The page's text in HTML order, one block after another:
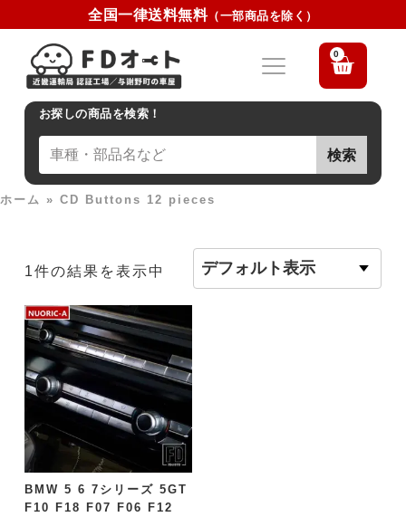
全国一律送料無料（一部商品を除く）
0
お探しの商品を検索！
検索
ホーム » CD Buttons 12 pieces
1件の結果を表示中
BMW 5 6 7シリーズ 5GT
F10 F18 F07 F06 F12